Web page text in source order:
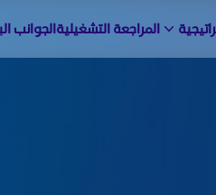
المراجعة التشغيليةالجوانب